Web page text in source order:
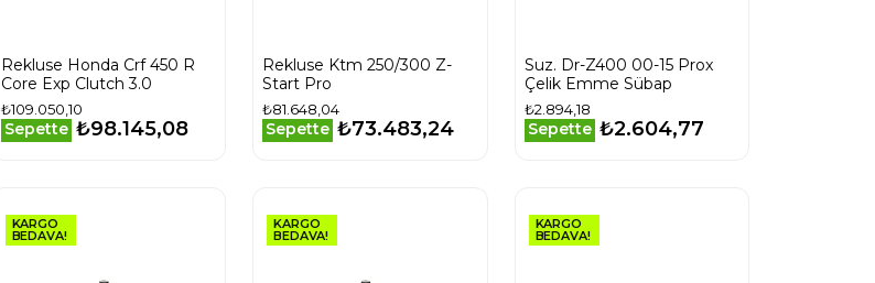
Rekluse Honda Crf 450 R
Core Exp Clutch 3.0
₺109.050,10
Sepette ₺98.145,08
Rekluse Ktm 250/300 Z-
Start Pro
₺81.648,04
Sepette ₺73.483,24
Suz. Dr-Z400 00-15 Prox
Çelik Emme Sübap
₺2.894,18
Sepette ₺2.604,77
KARGO
BEDAVA!
KARGO
BEDAVA!
KARGO
BEDAVA!